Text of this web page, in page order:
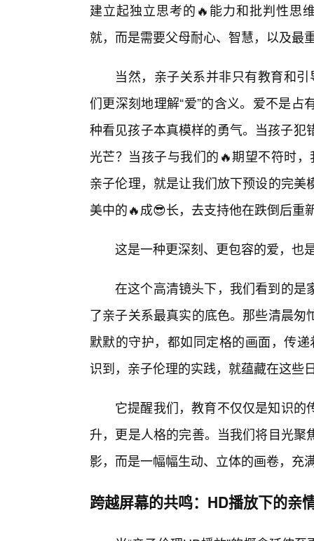
建立起独立思考的🔥能力和批判性思
就，而是需要父母耐心、智慧，以及最
当然，亲子关系并非只有教育和
们更深刻地理解“爱”的含义。爱不是
种看见孩子本真模样的勇气。当孩子
光芒？当孩子与我们的🔥期望不符时
亲子伦理，就是让我们放下预设的完
美中的🔥成😎长，去支持他在跌倒后重
这是一种更深刻、更包容的爱，也
在这个高清镜头下，我们看到的是
了亲子关系最真实的底色。那些清晨
默默的守护，都如同定格的画面，传
识到，亲子伦理的实践，就蕴藏在这些
它提醒我们，教育不仅仅是知识
升，更是人格的完善。当我们将目光
影，而是一幅幅生动、立体的画卷，充
跨越屏幕的共鸣：HD播放下的亲